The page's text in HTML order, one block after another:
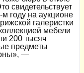
свидетельствует
году на аукционе
галеристки
мебели
200 тысяч
предметы
—